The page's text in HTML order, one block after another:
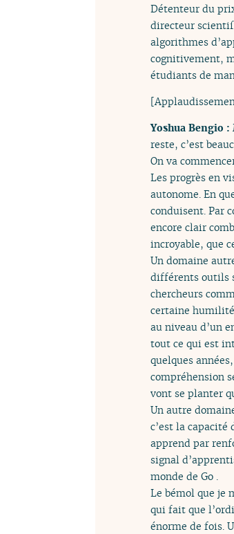
Détenteur du
directeur
algorithmes
cognitivement,
étudiants de
Yoshua Bengio :
reste, c’est
On va
Les progrès en
autonome. En
conduisent. Par
encore clair
incroyable, que
Un domaine
différents outils
chercheurs
certaine
au niveau d’un
tout ce qui est
quelques
compréhension
vont se planter
Un autre
c’est la
apprend par
signal
monde de Go .
Le bémol que je
qui fait que
énorme de fois.